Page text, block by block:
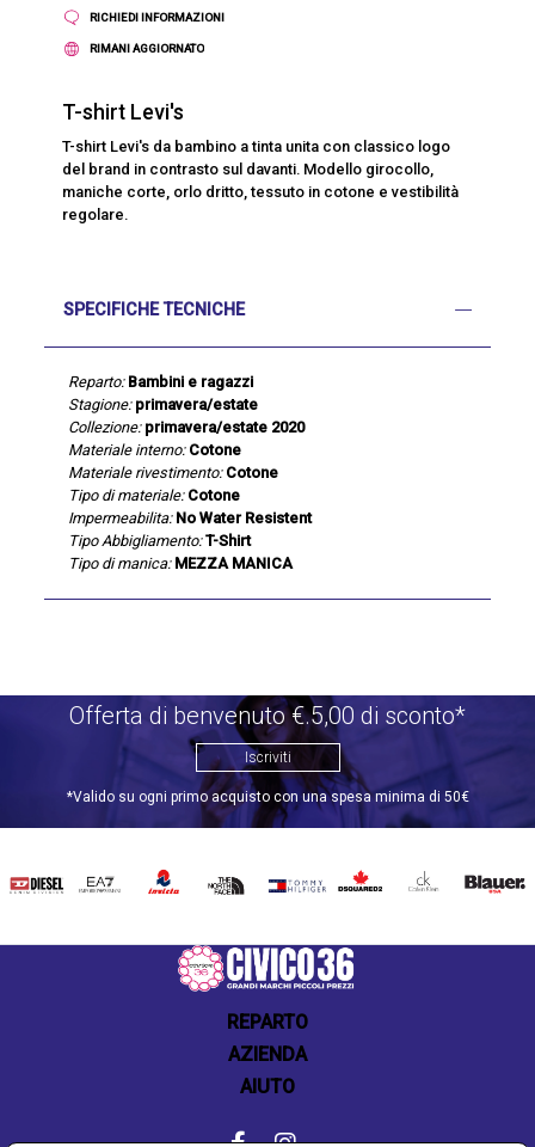
RICHIEDI INFORMAZIONI
RIMANI AGGIORNATO
T-shirt Levi's
T-shirt Levi's da bambino a tinta unita con classico logo
del brand in contrasto sul davanti. Modello girocollo,
maniche corte, orlo dritto, tessuto in cotone e vestibilità
regolare.
SPECIFICHE TECNICHE
Reparto: Bambini e ragazzi
Stagione: primavera/estate
Collezione: primavera/estate 2020
Materiale interno: Cotone
Materiale rivestimento: Cotone
Tipo di materiale: Cotone
Impermeabilita: No Water Resistent
Tipo Abbigliamento: T-Shirt
Tipo di manica: MEZZA MANICA
Offerta di benvenuto €.5,00 di sconto*
Iscriviti
*Valido su ogni primo acquisto con una spesa minima di 50€
DIESEL EA7 INVICTATHE
TOMMY
DSQUARED2
CALVIN BLAUER
REPARTO
AZIENDA
AIUTO